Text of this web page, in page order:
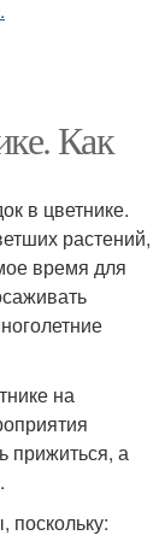
Как
в цветнике.
растений,
время для
на
прижиться, а
поскольку: